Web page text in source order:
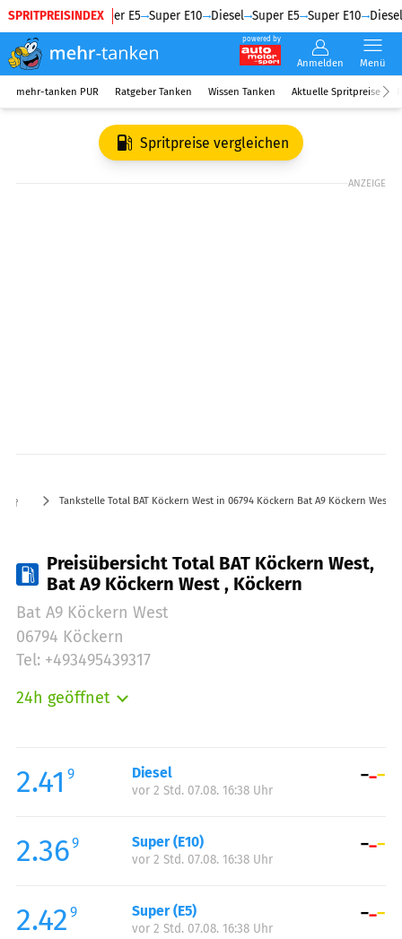
SPRITPREISINDEX
Diesel Super E5 Super E10 Diesel Super E5 Super E10 Diesel
powered by
Anmelden Menü
mehr-tanken PUR Ratgeber Tanken Wissen Tanken Aktuelle Spritpreise
Spritpreise vergleichen
ANZEIGE
Tankstelle Total BAT Köckern West in 06794 Köckern Bat A9 Köckern West
Preisübersicht Total BAT Köckern West,
Bat A9 Köckern West , Köckern
Bat A9 Köckern West
06794 Köckern
Tel: +493495439317
24h geöffnet
Mittwoch:
00:00-24:00
Donnerstag:
Samstag:
00:00-24:00
Sonntag:
2.41 9 Diesel
vor 2 Std. 07.08. 16:38 Uhr
2.369 Super (E10)
vor 2 Std. 07.08. 16:38 Uhr
2.42 9 Super (E5)
vor 2 Std. 07.08. 16:38 Uhr